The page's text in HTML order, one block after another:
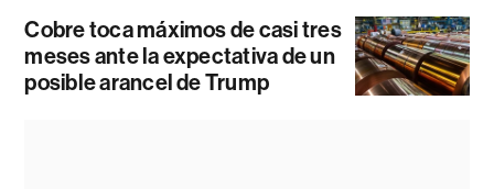
Cobre toca máximos de casi tres
meses ante la expectativa de un
posible arancel de Trump